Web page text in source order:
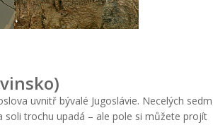
uvnitř bývalé Jugoslávie. Necelých sedm
soli trochu upadá – ale pole si můžete projít